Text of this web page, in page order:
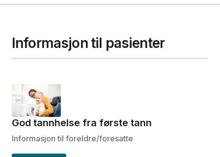
Informasjon til pasienter
God tannhelse fra første tann
Informasjon til foreldre/foresatte